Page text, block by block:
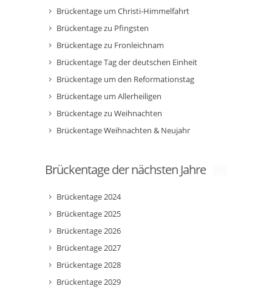
Brückentage um Christi-Himmelfahrt
Brückentage zu Pfingsten
Brückentage zu Fronleichnam
Brückentage Tag der deutschen Einheit
Brückentage um den Reformationstag
Brückentage um Allerheiligen
Brückentage zu Weihnachten
Brückentage Weihnachten & Neujahr
Brückentage der nächsten Jahre
Brückentage 2024
Brückentage 2025
Brückentage 2026
Brückentage 2027
Brückentage 2028
Brückentage 2029